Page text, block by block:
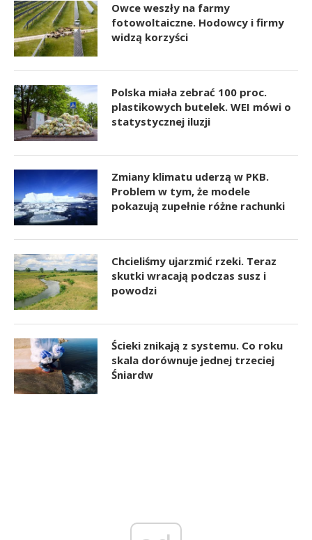
Owce weszły na farmy
fotowoltaiczne. Hodowcy i firmy
widzą korzyści
Polska miała zebrać 100 proc.
plastikowych butelek. WEI mówi o
statystycznej iluzji
Zmiany klimatu uderzą w PKB.
Problem w tym, że modele
pokazują zupełnie różne rachunki
Chcieliśmy ujarzmić rzeki. Teraz
skutki wracają podczas susz i
powodzi
Ścieki znikają z systemu. Co roku
skala dorównuje jednej trzeciej
Śniardw